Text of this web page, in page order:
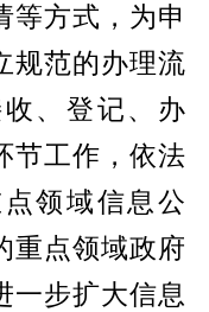
等方式，为申
规范的办理流
、登记、办
节工作，依法
领域信息公
重点领域政府
一步扩大信息